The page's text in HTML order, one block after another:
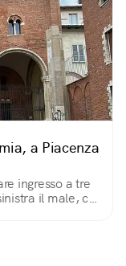
a Piacenza
ingresso a tre
il male, con